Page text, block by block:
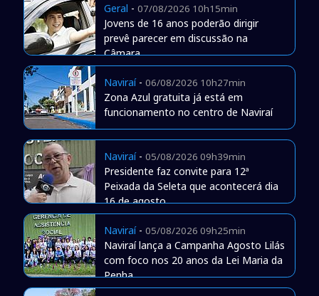
Geral - 07/08/2026 10h15min
Jovens de 16 anos poderão dirigir
prevê parecer em discussão na
Câmara
Naviraí- 06/08/2026 10h27min
Zona Azul gratuita já está em
funcionamento no centro de Naviraí
Naviraí- 05/08/2026 09h39min
Presidente faz convite para 12ª
Peixada da Seleta que acontecerá dia
16 de agosto
Naviraí- 05/08/2026 09h25min
Naviraí lança a Campanha Agosto Lilás
com foco nos 20 anos da Lei Maria da
Penha